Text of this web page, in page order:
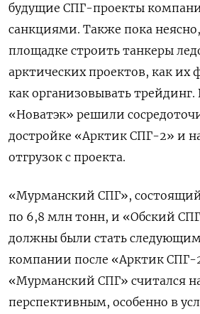
будущие СПГ-проекты
санкциями. Также пока
площадке строить танкеры
арктических проектов, как их
как организовывать
«Новатэк» решили
достройке «Арктик СПГ-2» и
отгрузок с проекта.
«Мурманский СПГ»,
по 6,8 млн тонн, и «Обский
должны были стать
компании после «Арктик
«Мурманский СПГ» считался
перспективным, особенно в